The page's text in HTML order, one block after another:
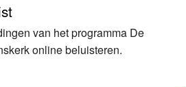
van het programma De
online beluisteren.